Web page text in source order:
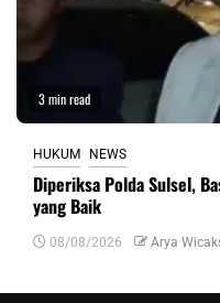
3 min read
HUKUM NEWS
Diperiksa Polda Sulsel,
yang Baik
08/08/2026 Arya